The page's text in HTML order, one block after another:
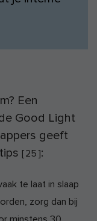
Een
Good Light
geeft
[25 ]:
te laat in slaap
zorg dan bij